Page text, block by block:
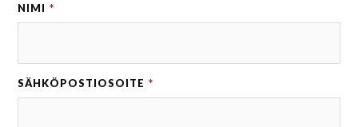
NIMI *
SÄHKÖPOSTIOSOITE *